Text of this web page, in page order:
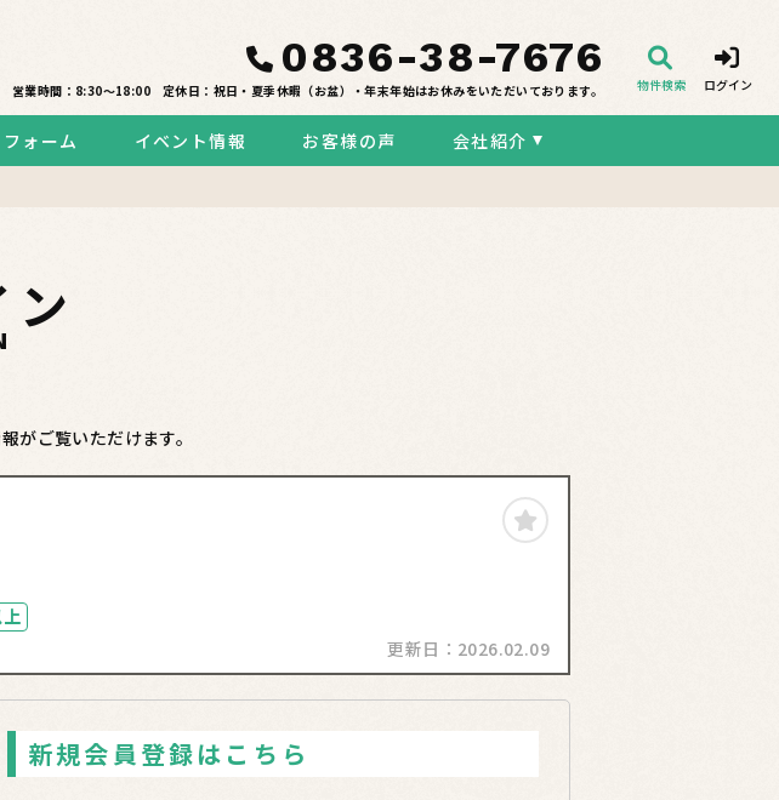
0836-38-7676
営業時間：8:30〜18:00 定休日：祝日・夏季休暇（お盆）・年末年始はお休みをいただいております。 物件検索 ログイン
ォーム イベント情報 お客様の声 会社紹介
がご覧いただけます。
更新日： 2026.02.09
新規会員登録はこちら